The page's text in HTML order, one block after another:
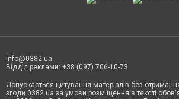
info@0382.ua
Відділ реклами: +38 (097) 706-10-73
Допускається цитування матеріалів без
згоди 0382.ua за умови розміщення в тексті